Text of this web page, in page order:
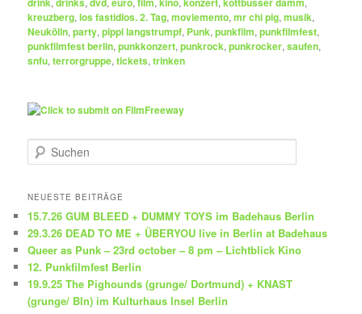
kreuzberg,los fastidios. 2. Tag,moviemento,mr chi pig,musik,
Neukölln,party,pippi langstrumpf, Punk,punkfilm,punkfilmfest,
punkfilmfest berlin,punkkonzert,punkrock,punkrocker,saufen,
snfu,terrorgruppe,tickets,trinken
u
h
n
NEUESTE BEITRÄGE
15.7.26 GUM BLEED + DUMMY TOYS im Badehaus Berlin
29.3.26 DEAD TO ME + ÜBERYOU live in Berlin at Badehaus
Queer as Punk – 23rd october – 8 pm – Lichtblick Kino
12. Punkfilmfest Berlin
19.9.25 The Pighounds (grunge/ Dortmund) + KNAST
(grunge/ Bln) im Kulturhaus Insel Berlin